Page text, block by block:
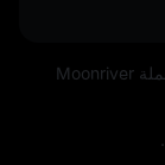
هل تريد فتح سجل وحركات الأسعار طوال الوقت لعملة Moonriver